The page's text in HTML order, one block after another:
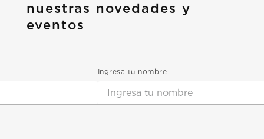
nuestras novedades y
eventos
Ingresa tu nombre